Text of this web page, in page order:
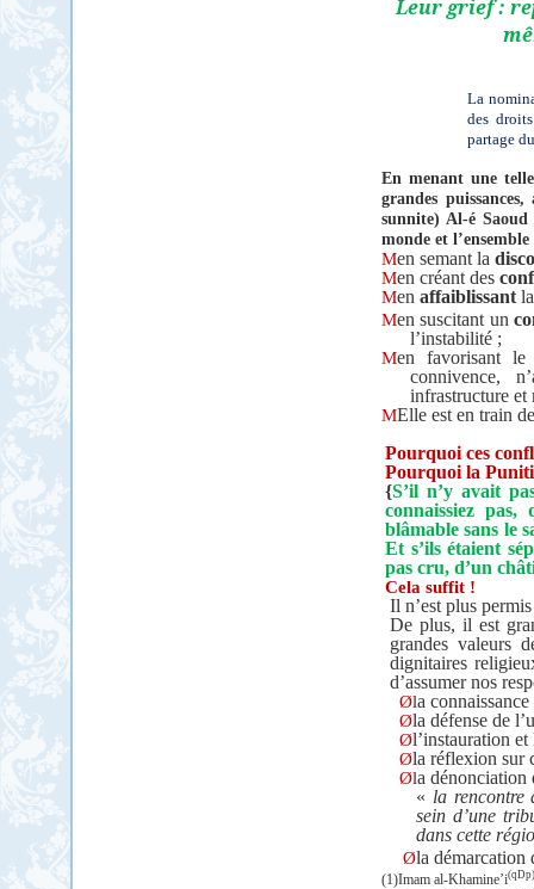
Leur grief :
La
des
partage
En menant une
grandes
sunnite) Al-é
monde et
Men semant la
Men créant des
Men affaiblissant
Men suscitant un
l’instabilité ;
Men favorisant le
connivence,
infrastructure et
MElle est en train
Pourquoi ces
Pourquoi la
{S’il n’y avait
connaissiez
blâmable sans le
Et s’ils étaient
pas cru, d’un
Cela suffit !
Il n’est plus
De plus, il est
grandes valeurs
dignitaires
d’assumer nos
Øla
Øla défense de
Øl’instauration
Øla réflexion sur
Øla dénonciation
« la rencontre
sein d’une
dans cette
Øla démarcation
(1)Imam al-Khamine’i(qDp)